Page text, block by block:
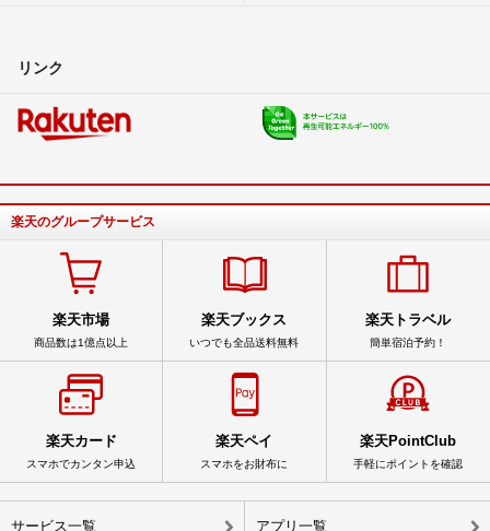
リンク
楽天のグループサービス
楽天市場
商品数は1億点以上
楽天ブックス
いつでも全品送料無料
楽天トラベル
簡単宿泊予約！
楽天カード
スマホでカンタン申込
楽天ペイ
スマホをお財布に
楽天PointClub
手軽にポイントを確認
サービス一覧 アプリ一覧